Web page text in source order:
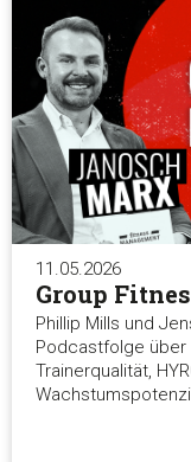
Statistiken
Marketing
11.05.2026
Group
Phillip Mills und
Podcastfolge über
Trainerqualität,